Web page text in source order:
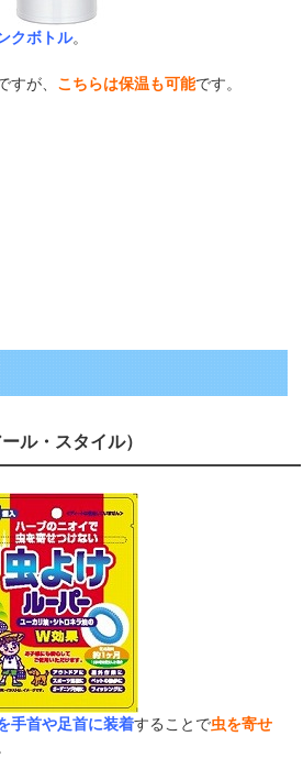
クボトル。
すが、 こちらは保温も可能です。
ル・スタイル）
手首や足首に装着することで虫を寄せ